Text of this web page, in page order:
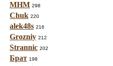
МНМ 298
Chuk 220
alek48s 216
Grozniy 212
Strannic 202
Брат 198